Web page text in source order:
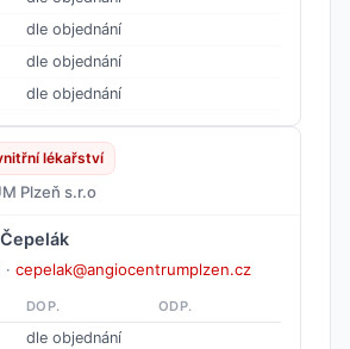
dle objednání
dle objednání
dle objednání
lékařství
Plzeň s.r.o
· cepelak@angiocentrumplzen.cz
DOP. ODP.
dle objednání